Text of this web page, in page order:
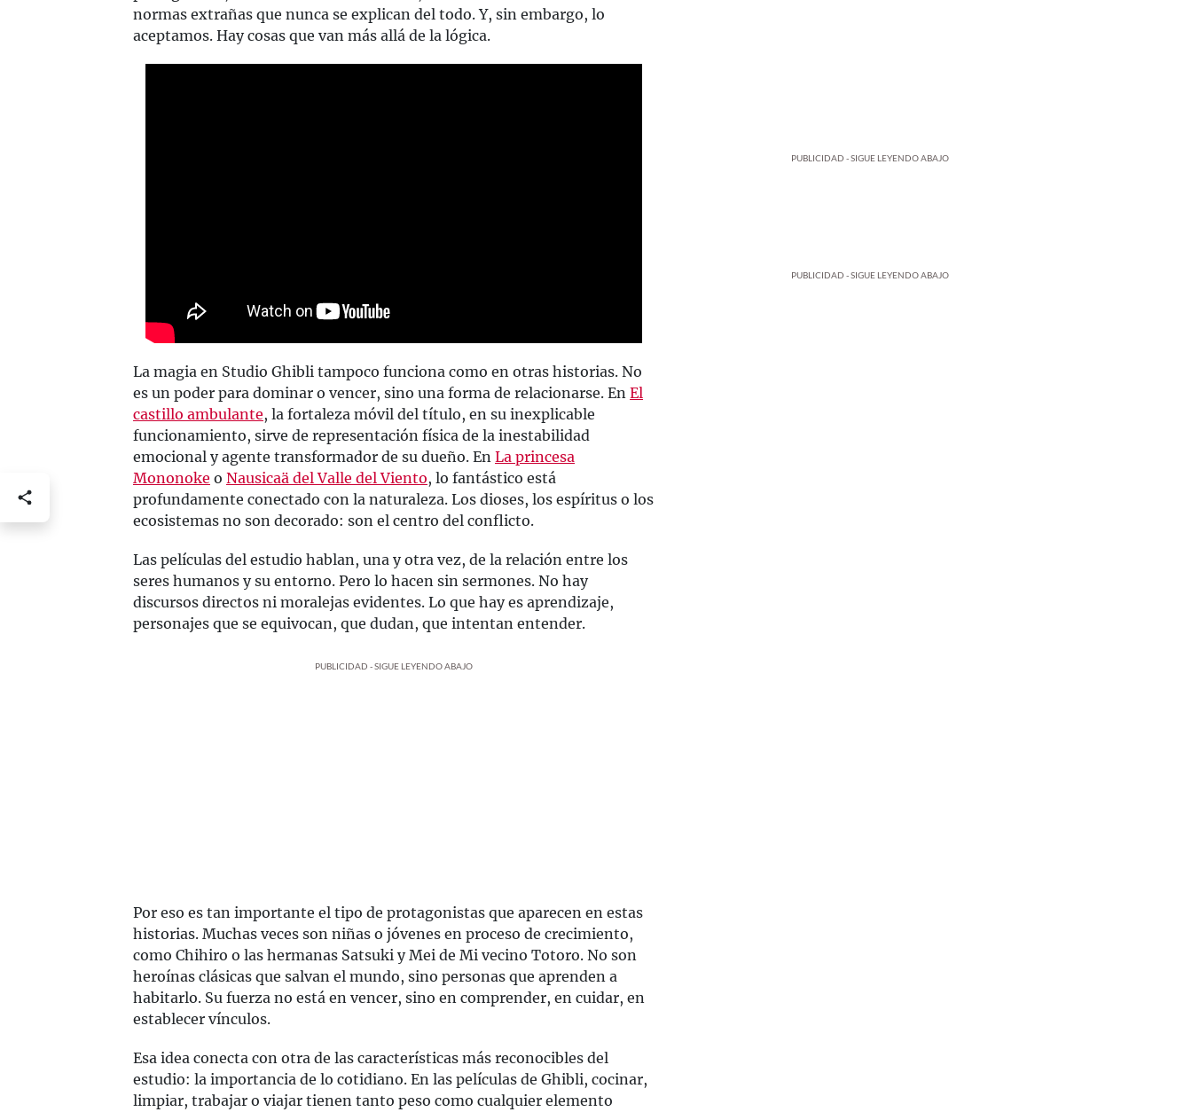
normas extrañas que nunca se explican del todo. Y, sin embargo, lo
aceptamos. Hay cosas que van más allá de la lógica.
La magia en Studio Ghibli tampoco funciona como en otras historias. No
es un poder para dominar o vencer, sino una forma de relacionarse. En El
castillo ambulante, la fortaleza móvil del título, en su inexplicable
funcionamiento, sirve de representación física de la inestabilidad
emocional y agente transformador de su dueño. En La princesa
Mononoke o Nausicaä del Valle del Viento, lo fantástico está
profundamente conectado con la naturaleza. Los dioses, los espíritus o los
ecosistemas no son decorado: son el centro del conflicto.
Las películas del estudio hablan, una y otra vez, de la relación entre los
seres humanos y su entorno. Pero lo hacen sin sermones. No hay
discursos directos ni moralejas evidentes. Lo que hay es aprendizaje,
personajes que se equivocan, que dudan, que intentan entender.
PUBLICIDAD - SIGUE LEYENDO ABAJO
Por eso es tan importante el tipo de protagonistas que aparecen en estas
historias. Muchas veces son niñas o jóvenes en proceso de crecimiento,
como Chihiro o las hermanas Satsuki y Mei de Mi vecino Totoro. No son
heroínas clásicas que salvan el mundo, sino personas que aprenden a
habitarlo. Su fuerza no está en vencer, sino en comprender, en cuidar, en
establecer vínculos.
Esa idea conecta con otra de las características más reconocibles del
estudio: la importancia de lo cotidiano. En las películas de Ghibli, cocinar,
limpiar, trabajar o viajar tienen tanto peso como cualquier elemento
PUBLICIDAD - SIGUE LEYENDO ABAJO
PUBLICIDAD - SIGUE LEYENDO ABAJO